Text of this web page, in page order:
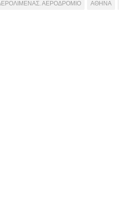
ΑΕΡΟΔΡΟΜΙΟ ΑΘΗΝΑ